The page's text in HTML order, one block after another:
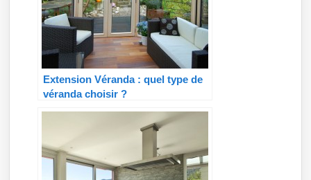
Extension Véranda : quel type de
véranda choisir ?